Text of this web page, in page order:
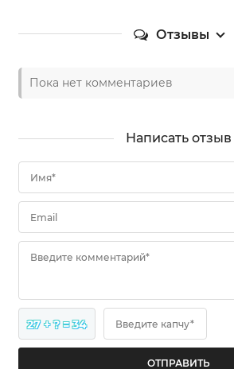
Отзывы
Пока нет комментариев
Написать отзыв
Имя*
Email
Введите комментарий*
27 + ? = 34 Введите капчу*